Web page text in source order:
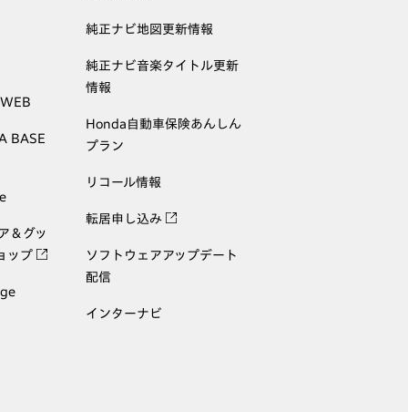
BASE
＆グッ
ップ
純正ナビ地図更新情報
純正ナビ音楽タイトル更新
情報
Honda自動車保険あんしん
プラン
リコール情報
転居申し込み
ソフトウェアアップデート
配信
インターナビ